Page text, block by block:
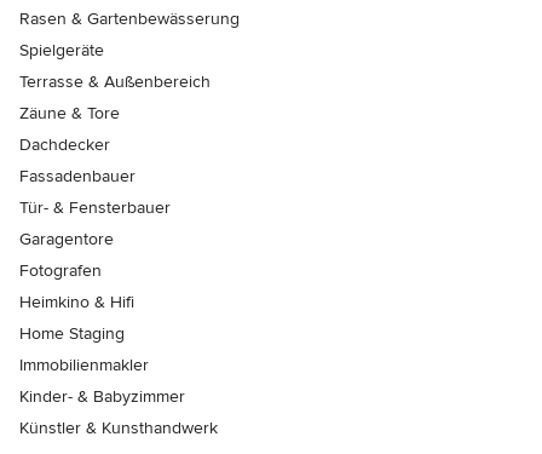
Rasen & Gartenbewässerung
Spielgeräte
Terrasse & Außenbereich
Zäune & Tore
Dachdecker
Fassadenbauer
Tür- & Fensterbauer
Garagentore
Fotografen
Heimkino & Hifi
Home Staging
Immobilienmakler
Kinder- & Babyzimmer
Künstler & Kunsthandwerk